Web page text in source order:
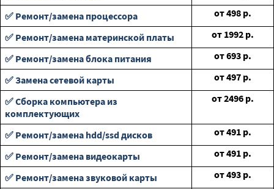
✅ Ремонт/замена процессора
от498 р.
✅ Ремонт/замена материнской платы
от 1992 р.
✅ Ремонт/замена блока питания
от693 р.
✅ Замена сетевой карты
от497 р.
✅ Сборка компьютера из
комплектующих
от2496 р.
✅ Ремонт/замена hdd/ssd дисков от491 р.
✅ Ремонт/замена видеокарты
от491 р.
✅ Ремонт/замена звуковой карты
от493 р.